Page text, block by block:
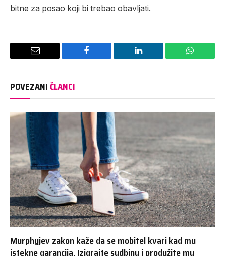
bitne za posao koji bi trebao obavljati.
Email Facebook LinkedIn
POVEZANIČLANCI
Murphyjev zakon kaže da se mobitel kvari kad mu
istekne garancija. Izigrajte sudbinu i produžite mu